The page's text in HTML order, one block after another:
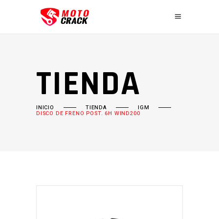
TIENDA
INICIO TIENDA IGM
DISCO DE FRENO POST. 6H WIND200